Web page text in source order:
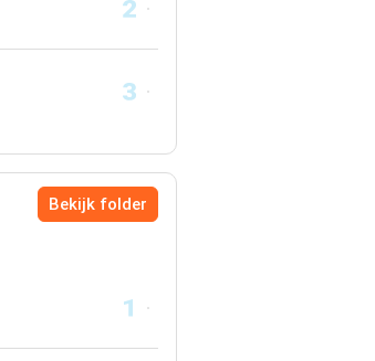
Bekijk folder